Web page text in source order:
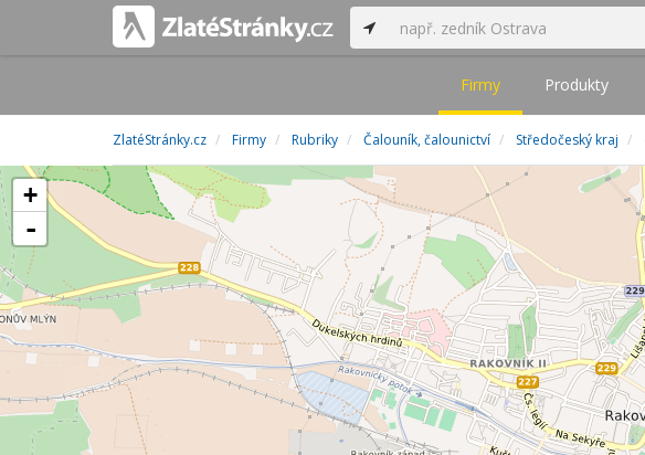
Firmy Produkty
ZlatéStránky.cz Firmy Rubriky Čalouník, čalounictví Středočeský kraj
+
-